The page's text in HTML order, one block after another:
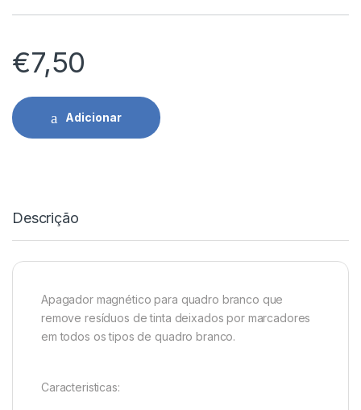
€7,50
Adicionar
Descrição
Apagador magnético para quadro branco que
remove resíduos de tinta deixados por marcadores
em todos os tipos de quadro branco.
Caracteristicas: